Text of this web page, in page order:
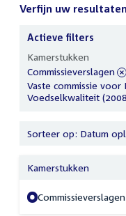
Verfijn uw
uw
resultaten
Actieve filters
Kamerstukken
verwijder
filter
Commissieverslagen
verwijder
filter
Vaste commissie
Voedselkwaliteit
Sorteer op: Datum
Kamerstukken